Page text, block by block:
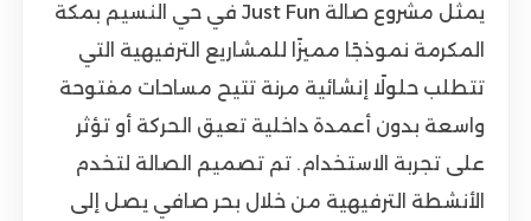
يمثل مشروع صالة Just Fun في حي النسيم بمكة
المكرمة نموذجًا مميزًا للمشاريع الترفيهية التي
تتطلب حلولًا إنشائية مرنة تتيح مساحات مفتوحة
واسعة بدون أعمدة داخلية تعيق الحركة أو تؤثر
على تجربة الاستخدام. تم تصميم الصالة لتخدم
الأنشطة الترفيهية من خلال بحر صافي يصل إلى